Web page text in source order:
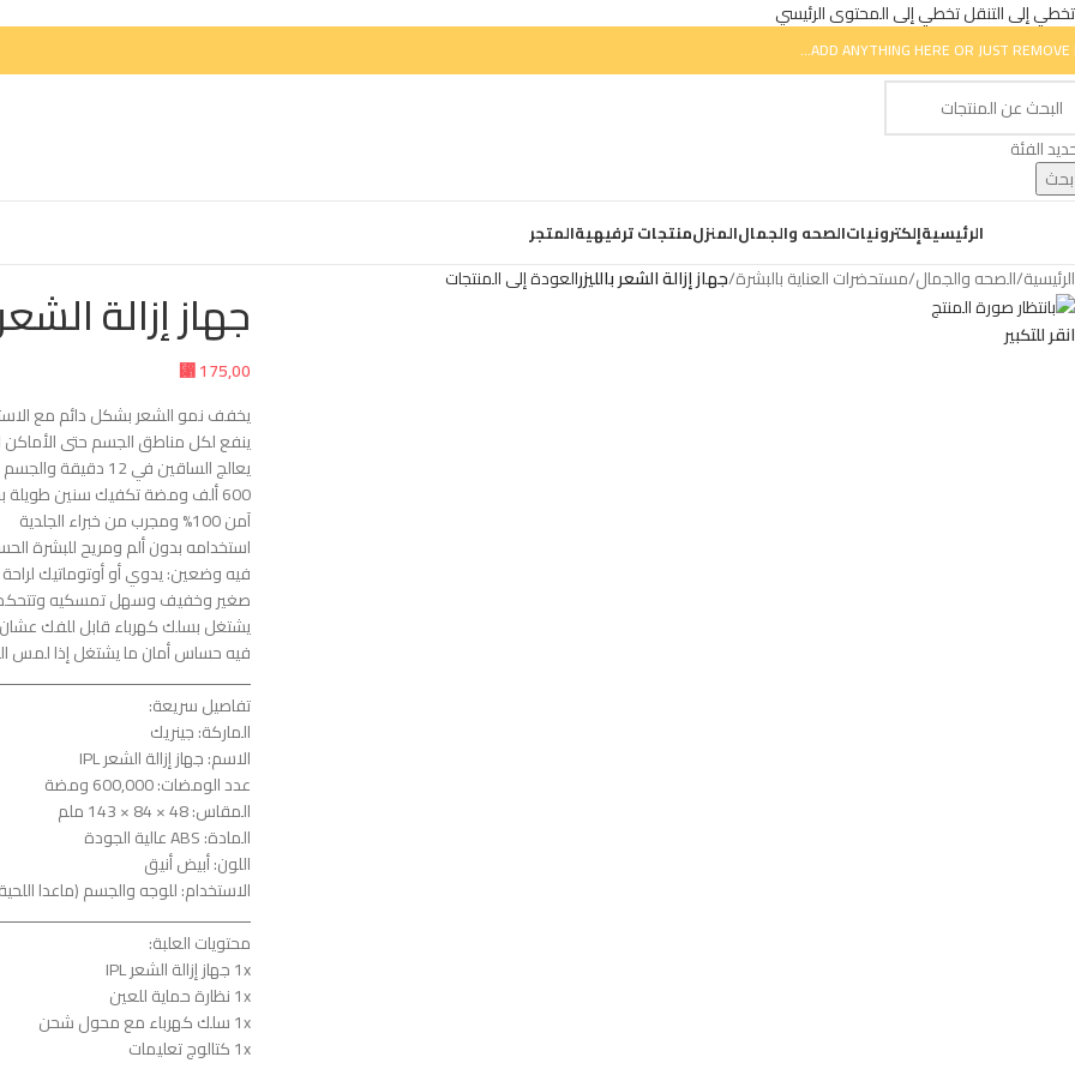
تخطي إلى التنقلتخطي إلى المحتوى الرئيسي
ADD ANYTHING HERE OR JUST REMOVE
الفئة
بحث
الرئيسيةإلكترونياتالصحه والجمالالمنزلمنتجات ترفيهيةالمتجر
الرئيسية/الصحه والجمال/مستحضرات العناية بالبشرة/جهاز إزالة الشعر بالليزرالعودة إلى المنتجات
انقر للتكبير
جهاز إزالة الشعر
⃁175,00
يخفف نمو الشعر بشكل دائم مع
ينفع لكل مناطق الجسم حتى
يعالج الساقين في 12 دقيقة والجسم كامل خلال ساعة
600 ألف ومضة تكفيك سنين طويلة بدون إعادة تعبئة
آمن 100% ومجرب من خبراء الجلدية
استخدامه بدون ألم ومريح للبشرة
فيه وضعين: يدوي أو أوتوماتيك لراحة
صغير وخفيف وسهل تمسكيه
يشتغل بسلك كهرباء قابل للفك
فيه حساس أمان ما يشتغل إذا لمس
تفاصيل سريعة:
الماركة: جينريك
الاسم: جهاز إزالة الشعر IPL
عدد الومضات: 600,000 ومضة
المقاس: ‎143 × 84 × 48 ملم
المادة: ABS عالية الجودة
اللون: أبيض أنيق
الاستخدام: للوجه والجسم (ماعدا
محتويات العلبة:
1x جهاز إزالة الشعر IPL
1x نظارة حماية للعين
1x سلك كهرباء مع محول شحن
1x كتالوج تعليمات